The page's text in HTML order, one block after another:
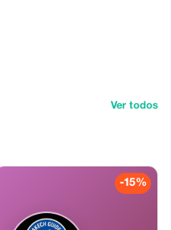
Ver todos
-15%